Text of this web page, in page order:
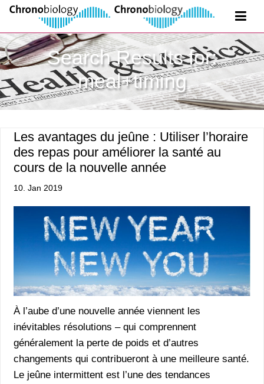
Search Results for:
meal+timing
Les avantages du jeûne : Utiliser l’horaire
des repas pour améliorer la santé au
cours de la nouvelle année
10. Jan 2019
À l’aube d’une nouvelle année viennent les
inévitables résolutions – qui comprennent
généralement la perte de poids et d’autres
changements qui contribueront à une meilleure santé.
Le jeûne intermittent est l’une des tendances